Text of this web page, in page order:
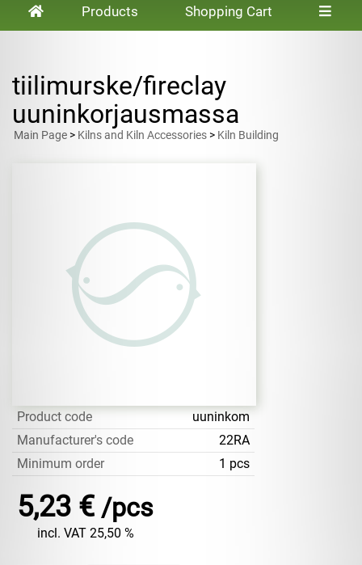
Products Shopping Cart
tiilimurske/fireclay
uuninkorjausmassa
Main Page > Kilns and Kiln Accessories > Kiln Building
Product code
uuninkom
Manufacturer's code
22RA
Minimum order
1 pcs
5,23 € /pcs
incl. VAT 25,50 %